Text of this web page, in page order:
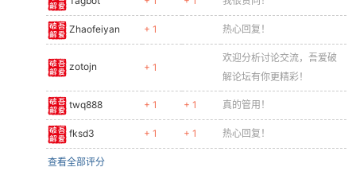
Zhaofeiyan + 1 热心回复！
zotojn + 1
欢迎分析讨论交流，吾爱破
解论坛有你更精彩！
twq888 + 1 + 1 真的管用！
fksd3 + 1 + 1 热心回复！
查看全部评分